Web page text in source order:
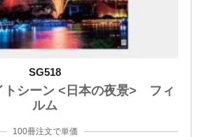
SG518
トシーン <日本の夜景> フィ
ルム
100冊注文で単価